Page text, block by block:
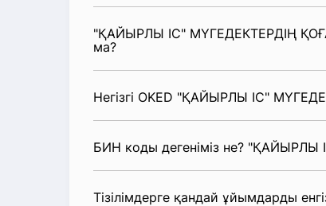
"ҚАЙЫРЛЫ ІС" МҮГЕДЕКТЕРДІҢ
ма?
Негізгі OKED "ҚАЙЫРЛЫ ІС"
БИН коды дегеніміз не?
Тізілімдерге қандай ұйымдарды